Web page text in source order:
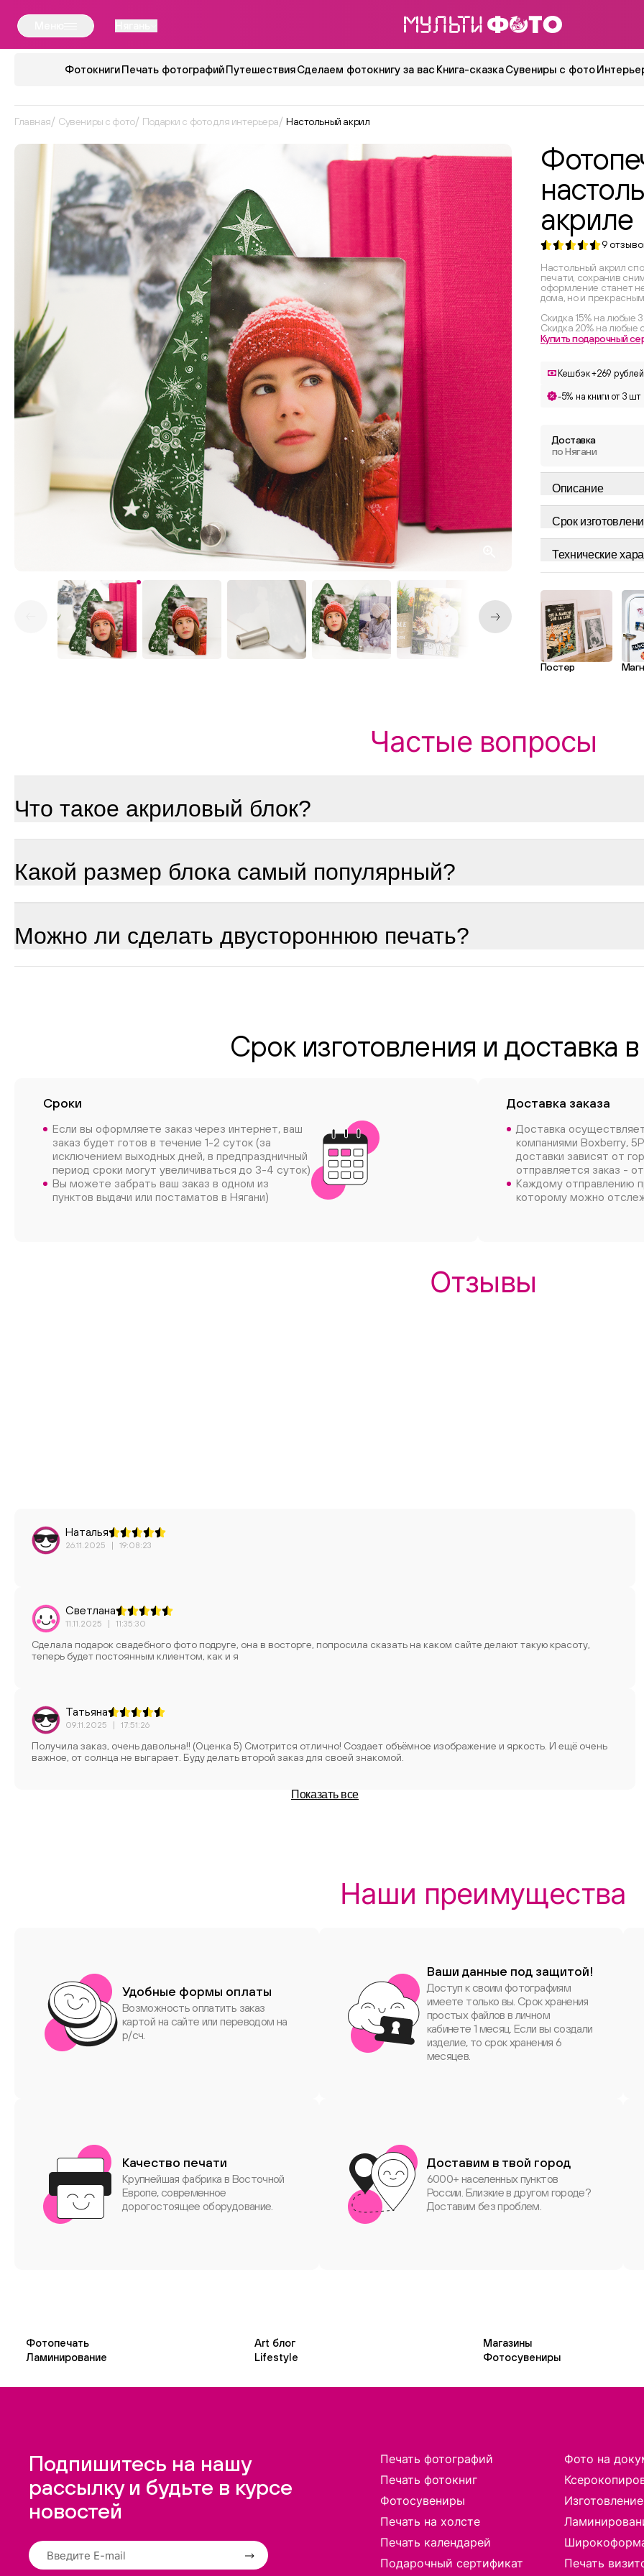
Фотокниги Печать фотографий Путешествия Сделаем фотокнигу за вас Книга-сказка Сувениры с фото
Главная Сувениры с фото Подарки с фото для интерьера Настольный акрил
акриле
9
Настольный акрил
печати, сохранив
оформление станет
дома, но и
Скидка 15% на любые
Скидка 20% на любые
Купить подарочный
Кешбэк +269 рублей
-5% на книги от 3 шт
Доставка
по Нягани
Описание
Срок
Технические
Постер
Частые вопросы
Что такое акриловый блок?
Какой размер блока самый популярный?
Можно ли сделать двустороннюю печать?
Срок изготовления и доставка
Сроки
Если вы оформляете заказ через интернет, ваш
заказ будет готов в течение 1-2 суток (за
исключением выходных дней, в предпраздничный
период сроки могут увеличиваться до 3-4 суток)
Вы можете забрать ваш заказ в одном из
пунктов выдачи или постаматов в Нягани)
Доставка заказа
Доставка
компаниями Boxberry,
доставки зависят от
отправляется заказ -
Каждому отправлению
которому можно
Отзывы
Наталья
26.11.2025 19:08:23
Светлана
11.11.2025 11:35:30
Сделала подарок свадебного фото подруге, она в восторге, попросила сказать на каком сайте делают такую красоту,
теперь будет постоянным клиентом, как и я
Татьяна
09.11.2025 17:51:26
Получила заказ, очень давольна!! (Оценка 5) Смотрится отлично! Создает объёмное изображение и яркость. И ещё очень
важное, от солнца не выгарает. Буду делать второй заказ для своей знакомой.
Показать все
Наши преимущества
Удобные формы оплаты
Возможность оплатить заказ
картой на сайте или переводом на
р/сч.
Ваши данные под защитой!
Доступ к своим фотографиям
имеете только вы. Срок хранения
простых файлов в личном
кабинете 1 месяц. Если вы создали
изделие, то срок хранения 6
месяцев.
Качество печати
Крупнейшая фабрика в Восточной
Европе, современное
дорогостоящее оборудование.
Доставим в твой город
6000+ населенных пунктов
России. Близкие в другом городе?
Доставим без проблем.
Фотопечать Art блог
Магазины
Ламинирование
Lifestyle Фотосувениры
Подпишитесь на нашу
рассылку и будьте в курсе
новостей
Печать фотографий
Печать фотокниг
Фотосувениры
Печать на холсте
Печать календарей
Подарочный сертификат
Фото на
Печать